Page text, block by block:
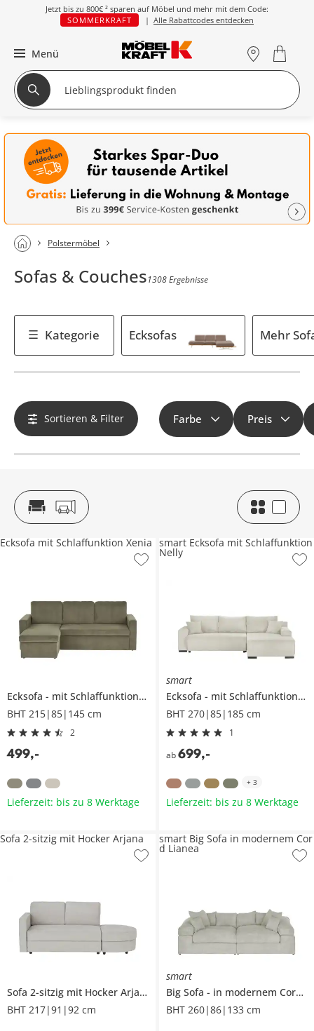
Jetzt bis zu 800€ ² sparen auf Möbel und mehr mit dem Code:
SOMMERKRAFT
| Alle Rabattcodes entdecken
Menü
Polstermöbel
Sofas & Couches1308 Ergebnisse
Kategorie Ecksofas Mehr
Sortieren & Filter Farbe Preis
Ecksofa mit Schlaffunktion
Xenia
BHT 215|85|145 cm
2
499,-
Ecksofa mit Schlaffunktion Xenia
Lieferzeit: bis zu 8 Werktage
smart
Ecksofa
mit Schlaffunktion
BHT 270|85|185 cm
1
ab 699,-
smart Ecksofa mit Schlaffunktion
Nelly
+ 3
Lieferzeit: bis zu 8 Werktage
Sofa 2-sitzig mit Hocker Arjana
BHT 217|91|92 cm
Sofa 2-sitzig mit Hocker Arjana
smart
Big Sofa
in modernem Cord
BHT 260|86|133 cm
smart Big Sofa in modernem Cor
d Lianea